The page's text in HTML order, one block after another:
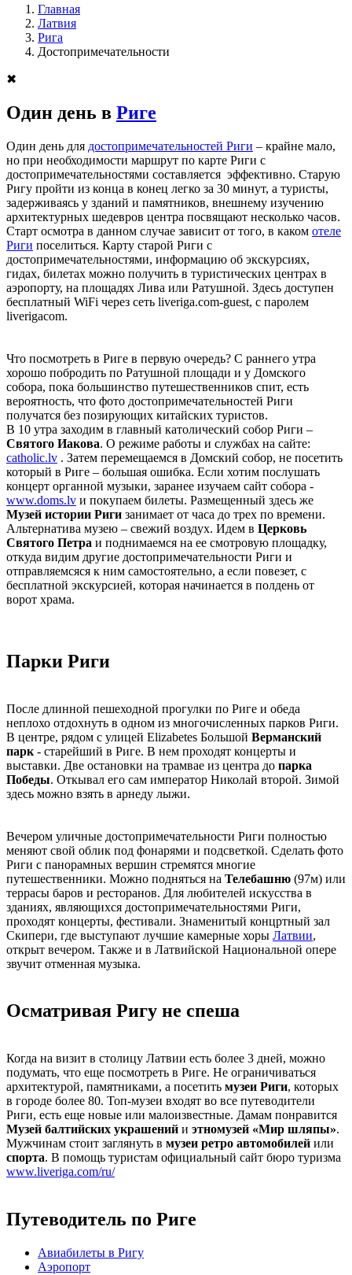
Главная
Латвия
Рига
Достопримечательности
✖
Один день в Риге
Один день для достопримечательностей Риги – крайне мало,
но при необходимости маршрут по карте Риги с
достопримечательностями составляется эффективно. Старую
Ригу пройти из конца в конец легко за 30 минут, а туристы,
задерживаясь у зданий и памятников, внешнему изучению
архитектурных шедевров центра посвящают несколько часов.
Старт осмотра в данном случае зависит от того, в каком отеле
Риги поселиться. Карту старой Риги с
достопримечательностями, информацию об экскурсиях,
гидах, билетах можно получить в туристических центрах в
аэропорту, на площадях Лива или Ратушной. Здесь доступен
бесплатный WiFi через сеть liveriga.com-guest, с паролем
liverigacom.
Что посмотреть в Риге в первую очередь? С раннего утра
хорошо побродить по Ратушной площади и у Домского
собора, пока большинство путешественников спит, есть
вероятность, что фото достопримечательностей Риги
получатся без позирующих китайских туристов.
В 10 утра заходим в главный католический собор Риги –
Святого Иакова. О режиме работы и службах на сайте:
catholic.lv . Затем перемещаемся в Домский собор, не посетить
который в Риге – большая ошибка. Если хотим послушать
концерт органной музыки, заранее изучаем сайт собора -
www.doms.lv и покупаем билеты. Размещенный здесь же
Музей истории Риги занимает от часа до трех по времени.
Альтернатива музею – свежий воздух. Идем в Церковь
Святого Петра и поднимаемся на ее смотровую площадку,
откуда видим другие достопримечательности Риги и
отправляемсяся к ним самостоятельно, а если повезет, с
бесплатной экскурсией, которая начинается в полдень от
ворот храма.
Парки Риги
После длинной пешеходной прогулки по Риге и обеда
неплохо отдохнуть в одном из многочисленных парков Риги.
В центре, рядом с улицей Elizabetes Большой Верманский
парк - старейший в Риге. В нем проходят концерты и
выставки. Две остановки на трамвае из центра до парка
Победы. Откывал его сам император Николай второй. Зимой
здесь можно взять в арнеду лыжи.
Вечером уличные достопримечательности Риги полностью
меняют свой облик под фонарями и подсветкой. Сделать фото
Риги с панорамных вершин стремятся многие
путешественники. Можно подняться на Телебашню (97м) или
террасы баров и ресторанов. Для любителей искусства в
зданиях, являющихся достопримечательностями Риги,
проходят концерты, фестивали. Знаменитый концртный зал
Скипери, где выступают лучшие камерные хоры Латвии,
открыт вечером. Также и в Латвийской Национальной опере
звучит отменная музыка.
Осматривая Ригу не спеша
Когда на визит в столицу Латвии есть более 3 дней, можно
подумать, что еще посмотреть в Риге. Не ограничиваться
архитектурой, памятниками, а посетить музеи Риги, которых
в городе более 80. Топ-музеи входят во все путеводители
Риги, есть еще новые или малоизвестные. Дамам понравится
Музей балтийских украшений и этномузей «Мир шляпы».
Мужчинам стоит заглянуть в музеи ретро автомобилей или
спорта. В помощь туристам официальный сайт бюро туризма
www.liveriga.com/ru/
Путеводитель по Риге
Авиабилеты в Ригу
Аэропорт